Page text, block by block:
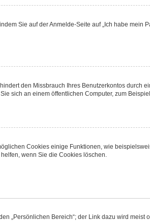
Sie auf der Anmelde-Seite auf „Ich habe mein
den Missbrauch Ihres Benutzerkontos durch
sich an einem öffentlichen Computer, zum
Cookies einige Funktionen, wie
wenn Sie die Cookies löschen.
„Persönlichen Bereich“; der Link dazu wird meist